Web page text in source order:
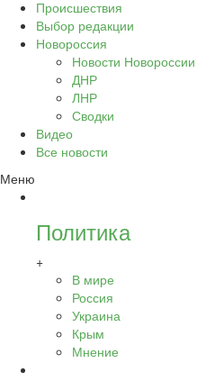
Происшествия
Выбор редакции
Новороссия
Новости Новороссии
ДНР
ЛНР
Сводки
Видео
Все новости
Меню
Политика
+
В мире
Россия
Украина
Крым
Мнение